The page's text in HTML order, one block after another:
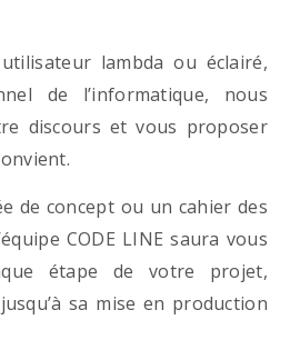
lambda ou éclairé,
de l’informatique, nous
discours et vous proposer
de concept ou un cahier des
CODE LINE saura vous
étape de votre projet,
sa mise en production